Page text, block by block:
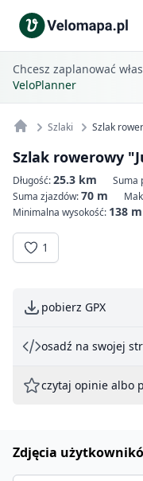
Chcesz zaplanować
VeloPlanner
Szlaki Szlak
Szlak rowerowy
Długość:25.3 km Suma
Suma zjazdów:70 m
Minimalna wysokość: 138
1
pobierz GPX
osadź na swojej
czytaj opinie albo
Zdjęcia